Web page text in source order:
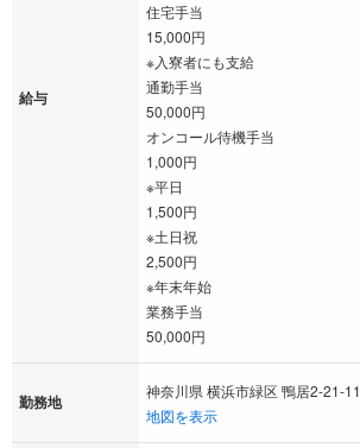
給与
住宅手当
15,000円
※入寮者にも支給
通勤手当
50,000円
オンコール待機手当
1,000円
※平日
1,500円
※土日祝
2,500円
※年末年始
業務手当
50,000円
勤務地
神奈川県 横浜市緑区 鴨居2-21-11
地図を表示